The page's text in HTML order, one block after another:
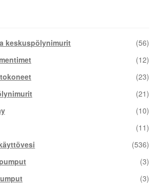
keskuspölynimurit
(56)
(12)
(23)
(21)
(10)
(11)
(536)
(3)
(3)